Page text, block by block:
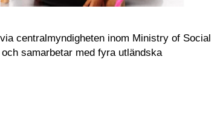
centralmyndigheten inom Ministry of Social
samarbetar med fyra utländska